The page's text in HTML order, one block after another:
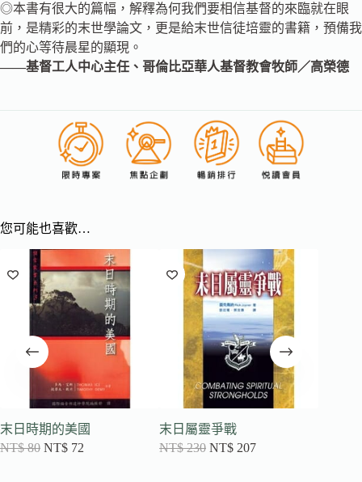
◎本書有很大的篇幅，解釋為何我們要相信基督的來臨就在眼
前，是精彩的末世學論文，更是給末世信徒培靈的書籍，預備我
們的心等待晨星的顯現。
——基督工人中心主任、哥倫比亞華人基督教會牧師／高榮德
您可能也喜歡…
末日時期的美國
NT$80 NT$ 72
末日屬靈爭戰
NT$230 NT$ 207